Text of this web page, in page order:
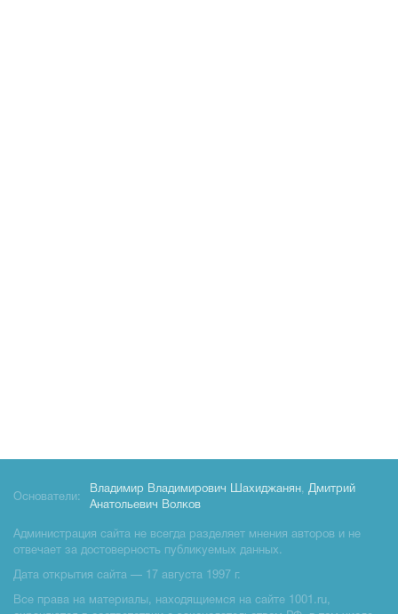
Основатели:
Владимир Владимирович Шахиджанян, Дмитрий
Анатольевич Волков
Администрация сайта не всегда разделяет мнения авторов и не
отвечает за достоверность публикуемых данных.
Дата открытия сайта — 17 августа 1997 г.
Все права на материалы, находящиемся на сайте 1001.ru,